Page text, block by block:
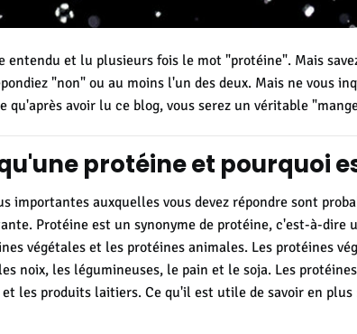
entendu et lu plusieurs fois le mot "protéine". Mais
"non" ou au moins l'un des deux. Mais ne vous
qu'après avoir lu ce blog, vous serez un véritable
protéine et pourquoi
importantes auxquelles vous devez répondre sont
Protéine est un synonyme de protéine, c'est-à-dire
végétales et les protéines animales. Les protéines
noix, les légumineuses, le pain et le soja. Les
et les produits laitiers. Ce qu'il est utile de savoir en plus